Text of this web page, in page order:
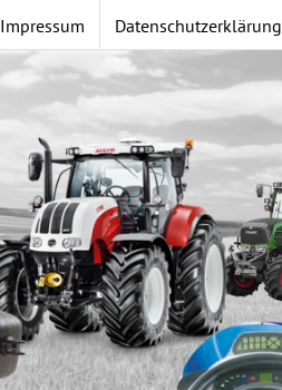
Impressum Datenschutzerklärung